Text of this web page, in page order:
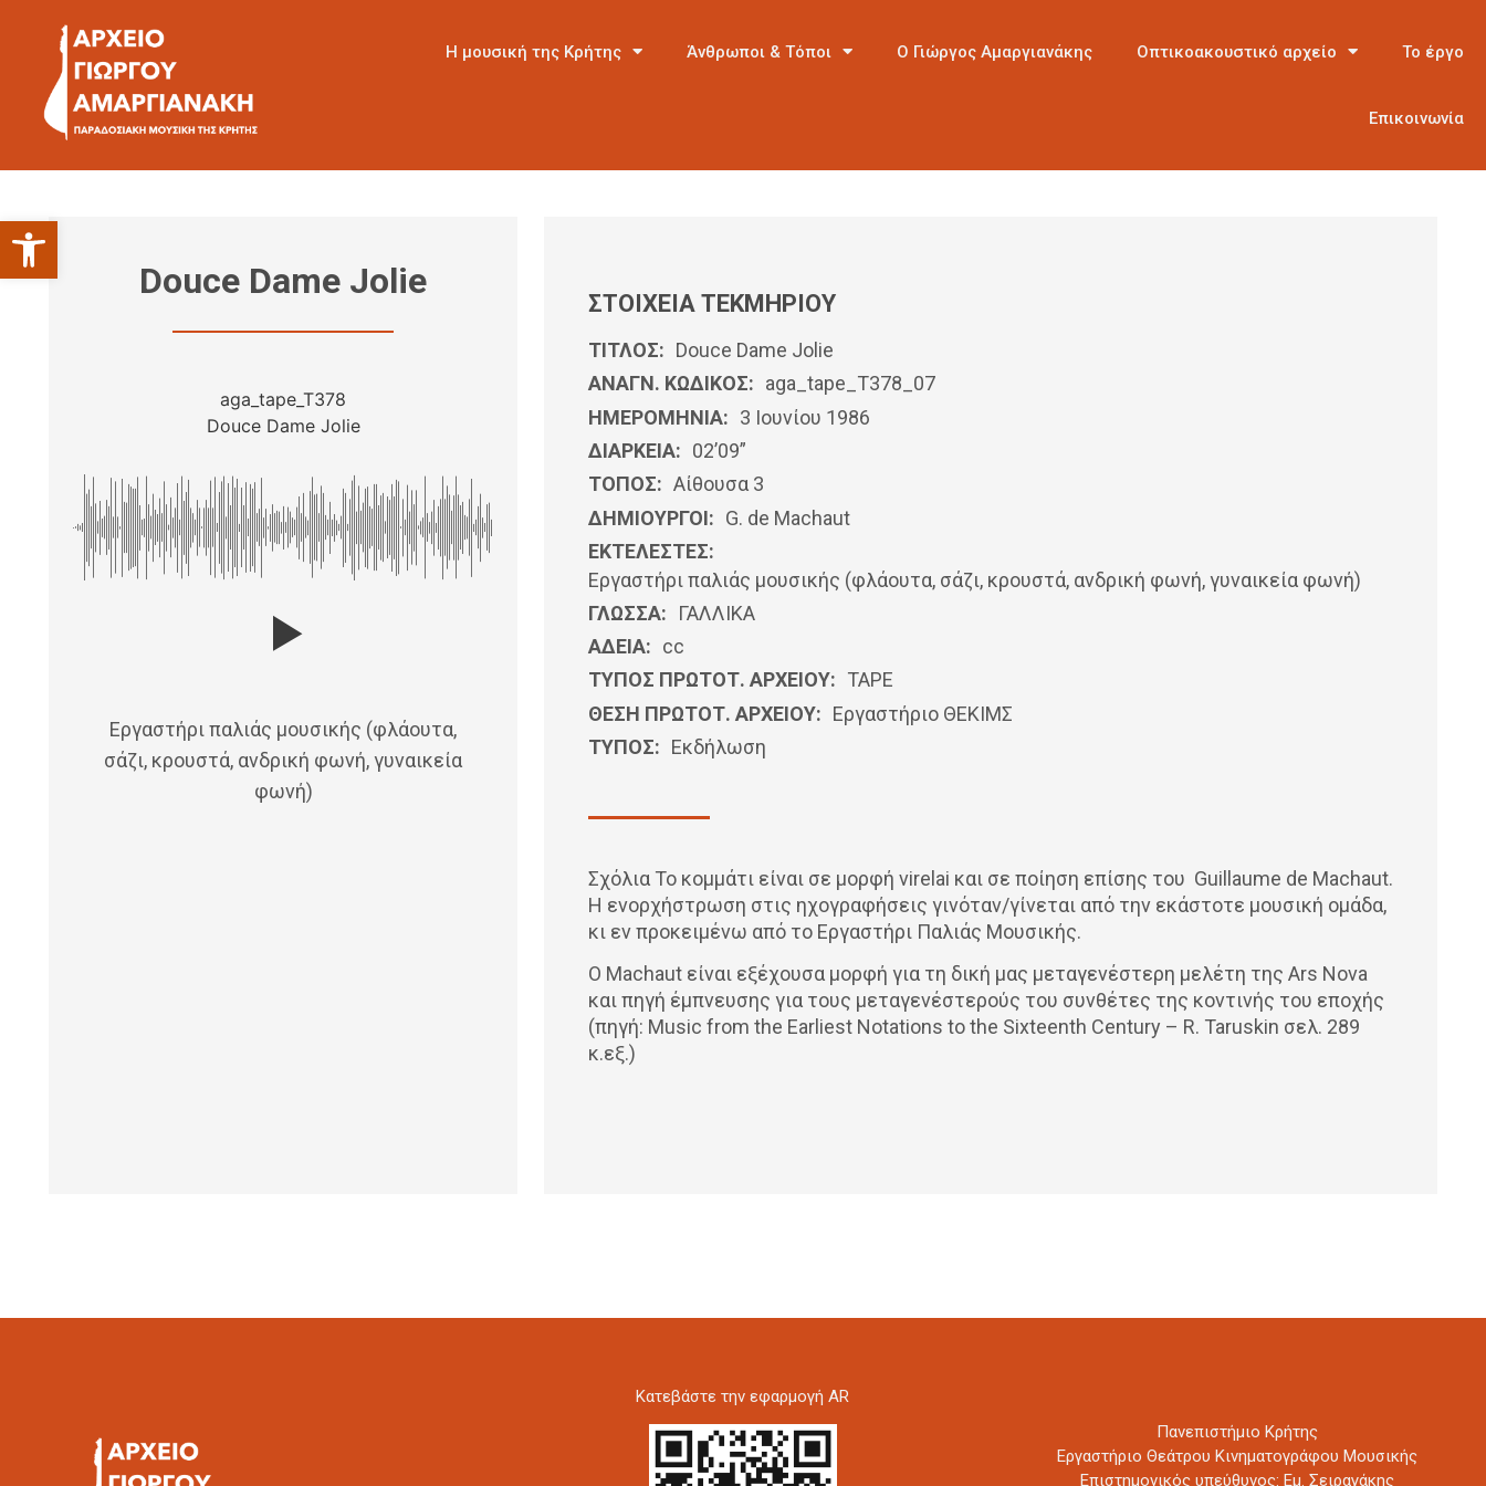
Ανοίξτε τη γραμμή εργαλείων
Η μουσική της Κρήτης Άνθρωποι & Τόποι Ο Γιώργος Αμαργιανάκης Οπτικοακουστικό αρχείο Το έργο
Επικοινωνία
Douce Dame Jolie
aga_tape_T378
Douce Dame Jolie
Εργαστήρι παλιάς μουσικής (φλάουτα,
σάζι, κρουστά, ανδρική φωνή, γυναικεία
φωνή)
ΣΤΟΙΧΕΙΑ ΤΕΚΜΗΡΙΟΥ
ΤΙΤΛΟΣ: Douce Dame Jolie
ΑΝΑΓΝ. ΚΩΔΙΚΟΣ: aga_tape_T378_07
ΗΜΕΡΟΜΗΝΊΑ: 3 Ιουνίου 1986
ΔΙΑΡΚΕΙΑ: 02’09”
ΤΟΠΟΣ: Αίθουσα 3
ΔΗΜΙΟΥΡΓΟΙ: G. de Machaut
ΕΚΤΕΛΕΣΤΕΣ:
Εργαστήρι παλιάς μουσικής (φλάουτα, σάζι, κρουστά, ανδρική φωνή, γυναικεία φωνή)
ΓΛΩΣΣΑ:
ΓΑΛΛΙΚΆ
ΑΔΕΙΑ: cc
ΤΥΠΟΣ ΠΡΩΤΟΤ. ΑΡΧΕΙΟΥ: ΤΑΡΕ
ΘΕΣΗ ΠΡΩΤΟΤ. ΑΡΧΕΙΟΥ: Εργαστήριο ΘΕΚΙΜΣ
ΤΥΠΟΣ: Εκδήλωση
Σχόλια Το κομμάτι είναι σε μορφή virelai και σε ποίηση επίσης του Guillaume de Machaut.
Η ενορχήστρωση στις ηχογραφήσεις γινόταν/γίνεται από την εκάστοτε μουσική ομάδα,
κι εν προκειμένω από το Εργαστήρι Παλιάς Μουσικής.
Ο Machaut είναι εξέχουσα μορφή για τη δική μας μεταγενέστερη μελέτη της Ars Nova
και πηγή έμπνευσης για τους μεταγενέστερούς του συνθέτες της κοντινής του εποχής
(πηγή: Music from the Earliest Notations to the Sixteenth Century – R. Taruskin σελ. 289
κ.εξ.)
Kατεβάστε την εφαρμογή AR
Πανεπιστήμιο Κρήτης
Εργαστήριο Θεάτρου Κινηματογράφου Μουσικής
Επιστημονικός υπεύθυνος: Εμ. Σειραγάκης